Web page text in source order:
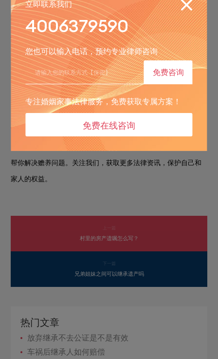
若子女不履行赡养义务，无劳动能力或生活困难的父母有权
要求子女支付赡养费。《民法典》和《老年人权益保障法》均对
此有明确规定。
1.对于拒不履行赡养义务的子女，父母可以通过诉讼来维护自
己的合法权益。
2.情节恶劣构成犯罪的，还将依法追究子女的刑事责任。
子女不得因父母的婚姻变化而消除赡养义务，无论父母是否
再婚，子女都应继续履行赡养责任。
你对赡养义务还有疑问吗？
帮你解决赡养问题。关注我们，获取更多法律资讯，保护自己和
家人的权益。
上一篇
村里的房产遗嘱怎么写？
下一篇
兄弟姐妹之间可以继承遗产吗
热门文章
放弃继承不去公证是不是有效
车祸后继承人如何赔偿
立即联系我们
4006379590
您也可以输入电话，预约专业律师咨询
免费咨询
专注婚姻家事法律服务，免费获取专属方案！
免费在线咨询